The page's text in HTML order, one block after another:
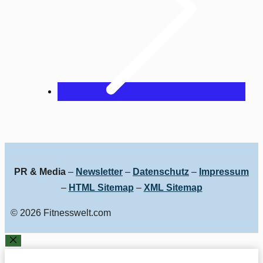
PR & Media – Newsletter – Datenschutz – Impressum
– HTML Sitemap – XML Sitemap
© 2026 Fitnesswelt.com
SCHLIESSEN